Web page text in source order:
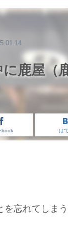
鹿屋（
は
を忘れてしま